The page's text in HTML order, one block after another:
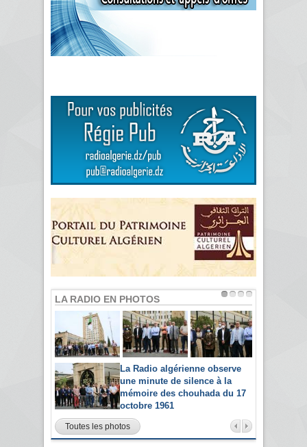
LA RADIO EN PHOTOS
La Radio algérienne observe
une minute de silence à la
mémoire des chouhada du 17
octobre 1961
Toutes les photos